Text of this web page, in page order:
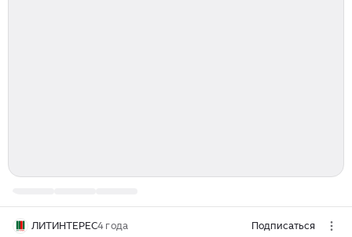
ЛИТИНТЕРЕС4 года Подписаться